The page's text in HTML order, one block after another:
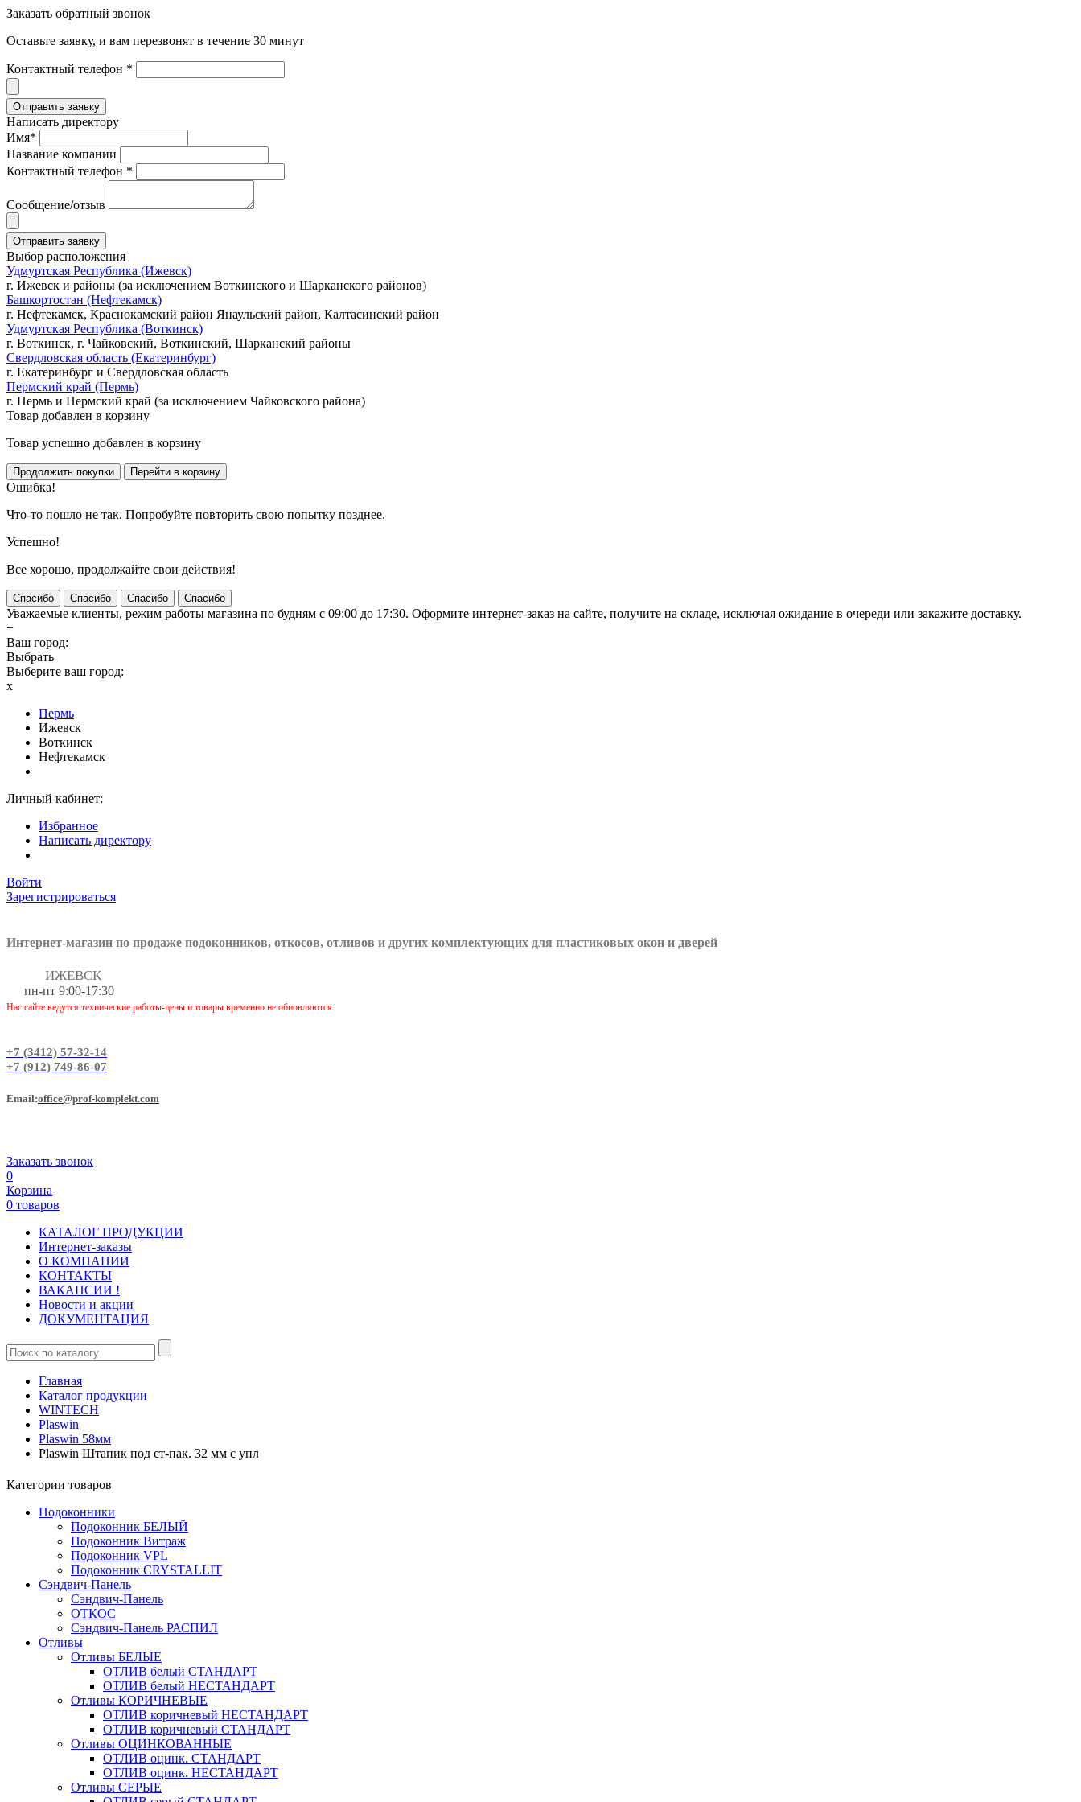
Заказать обратный звонок
Оставьте заявку, и вам перезвонят в течение 30 минут
Контактный телефон *
Написать директору
Имя*
Название компании
Контактный телефон *
Сообщение/отзыв
Выбор расположения
Удмуртская Республика (Ижевск)
г. Ижевск и районы (за исключением Воткинского и Шарканского районов)
Башкортостан (Нефтекамск)
г. Нефтекамск, Краснокамский район Янаульский район, Калтасинский район
Удмуртская Республика (Воткинск)
г. Воткинск, г. Чайковский, Воткинский, Шарканский районы
Свердловская область (Екатеринбург)
г. Екатеринбург и Свердловская область
Пермский край (Пермь)
г. Пермь и Пермский край (за исключением Чайковского района)
Товар добавлен в корзину
Товар успешно добавлен в корзину
Ошибка!
Что-то пошло не так. Попробуйте повторить свою попытку позднее.
Успешно!
Все хорошо, продолжайте свои действия!
Спасибо Спасибо Спасибо Спасибо
Уважаемые клиенты, режим работы магазина по будням с 09:00 до 17:30. Оформите интернет-заказ на сайте, получите на складе, исключая ожидание в очереди или закажите доставку.
+
Ваш город:
Выбрать
Выберите ваш город:
x
Пермь
Ижевск
Воткинск
Нефтекамск
Личный кабинет:
Избранное
Написать директору
Войти
Зарегистрироваться
Интернет-магазин по продаже подоконников, откосов, отливов и других комплектующих для пластиковых окон и дверей
ИЖЕВСК
пн-пт 9:00-17:30
Нас сайте ведутся технические работы-цены и товары временно не обновляются
+7 (3412) 57-32-14
+7 (912) 749-86-07
Еmail:office@prof-komplekt.com
Заказать звонок
0
Корзина
0 товаров
КАТАЛОГ ПРОДУКЦИИ
Интернет-заказы
О КОМПАНИИ
КОНТАКТЫ
ВАКАНСИИ !
Новости и акции
ДОКУМЕНТАЦИЯ
Главная
Каталог продукции
WINTECH
Plaswin
Plaswin 58мм
Plaswin Штапик под ст-пак. 32 мм с упл
Категории товаров
Подоконники
Подоконник БЕЛЫЙ
Подоконник Витраж
Подоконник VPL
Подоконник CRYSTALLIT
Сэндвич-Панель
Сэндвич-Панель
ОТКОС
Сэндвич-Панель РАСПИЛ
Отливы
Отливы БЕЛЫЕ
ОТЛИВ белый СТАНДАРТ
ОТЛИВ белый НЕСТАНДАРТ
Отливы КОРИЧНЕВЫЕ
ОТЛИВ коричневый НЕСТАНДАРТ
ОТЛИВ коричневый СТАНДАРТ
Отливы ОЦИНКОВАННЫЕ
ОТЛИВ оцинк. СТАНДАРТ
ОТЛИВ оцинк. НЕСТАНДАРТ
Отливы СЕРЫЕ